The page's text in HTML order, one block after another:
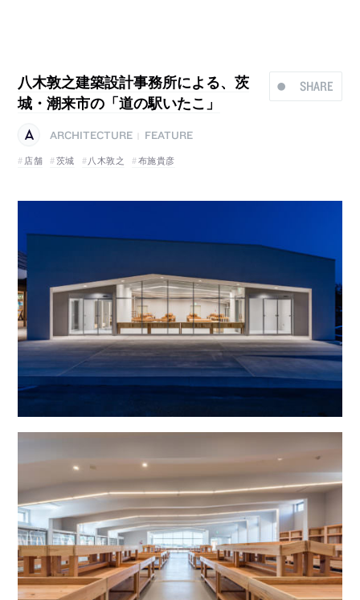
SHARE
八木敦之建築設計事務所による、茨
城・潮来市の「道の駅いたこ」
ARCHITECTURE
FEATURE
店舗
茨城 八木敦之 布施貴彦